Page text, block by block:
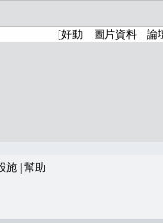
施 幫助